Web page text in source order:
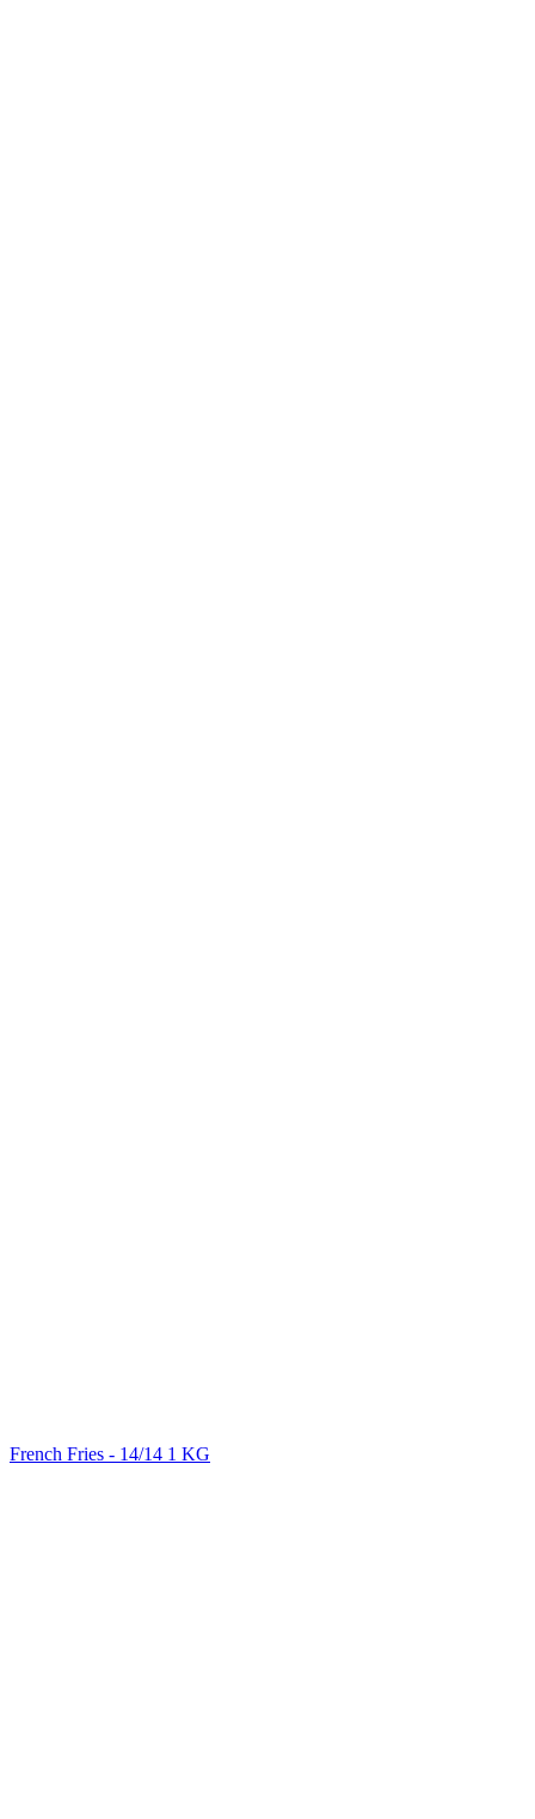
French Fries - 14/14 1 KG